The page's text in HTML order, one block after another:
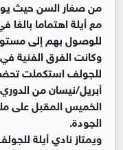
من صغار السن حيث
مع أيلة اهتماما
للوصول بهم إلى
وكانت الفرق الفنية في
للجولف استكملت
الخميس المقبل على
الجودة.
ويمتاز نادي أيلة